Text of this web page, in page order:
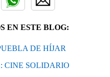
EN ESTE BLOG:
DE HÍJAR
CINE SOLIDARIO